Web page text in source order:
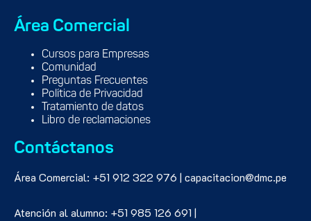
Área Comercial
Cursos para Empresas
Comunidad
Preguntas Frecuentes
Política de Privacidad
Tratamiento de datos
Libro de reclamaciones
Contáctanos
Área Comercial: +51 912 322 976 | capacitacion@dmc.pe
Atención al alumno: +51 985 126 691 |